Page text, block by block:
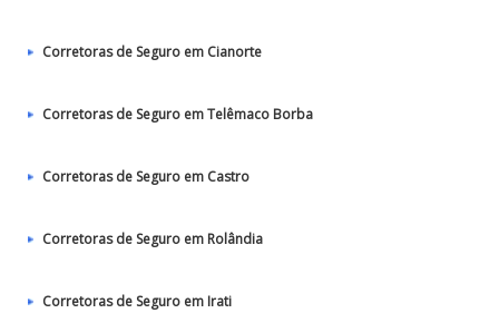
Corretoras de Seguro em Cianorte
Corretoras de Seguro em Telêmaco Borba
Corretoras de Seguro em Castro
Corretoras de Seguro em Rolândia
Corretoras de Seguro em Irati